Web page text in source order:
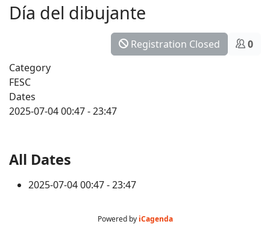
Día del dibujante
Registration Closed
0
Category
FESC
Dates
2025-07-0400:47-23:47
All Dates
2025-07-0400:47 - 23:47
Powered by iCagenda